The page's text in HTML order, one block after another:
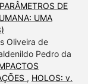
DE
UMA
Oliveira de
Pedro da
, HOLOS: v.